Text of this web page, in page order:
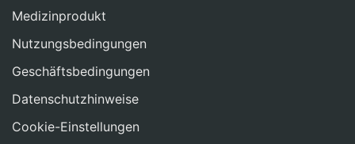
Medizinprodukt
Nutzungsbedingungen
Geschäftsbedingungen
Datenschutzhinweise
Cookie-Einstellungen